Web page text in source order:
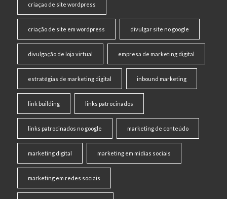
criaçao de site wordpress
criação de site em wordpress divulgar site no google
divulgação de loja virtual empresa de marketing digital
estratégias de marketing digital inbound marketing
link building links patrocinados
links patrocinados no google marketing de conteúdo
marketing digital marketing em midias sociais
marketing em redes sociais